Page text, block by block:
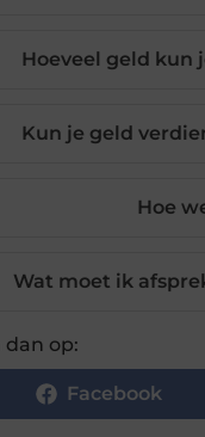
Hoeveel geld kun
Kun je geld
Hoe
Wat moet ik
dan op:
Facebook